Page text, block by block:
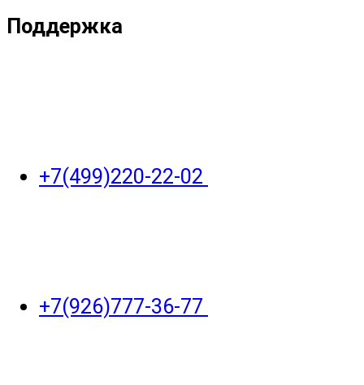
Поддержка
+7(499)220-22-02
+7(926)777-36-77